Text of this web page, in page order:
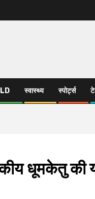
स्वास्थ्य स्पोर्ट्स
धूमकेतु की